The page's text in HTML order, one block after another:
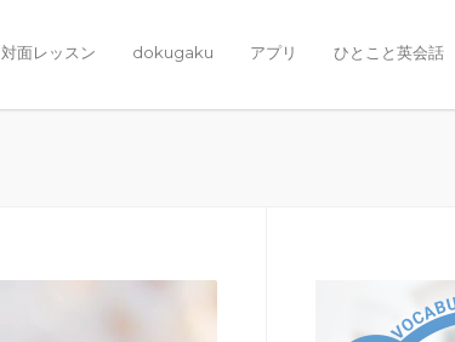
対面レッスン dokugaku アプリ ひとこと英会話